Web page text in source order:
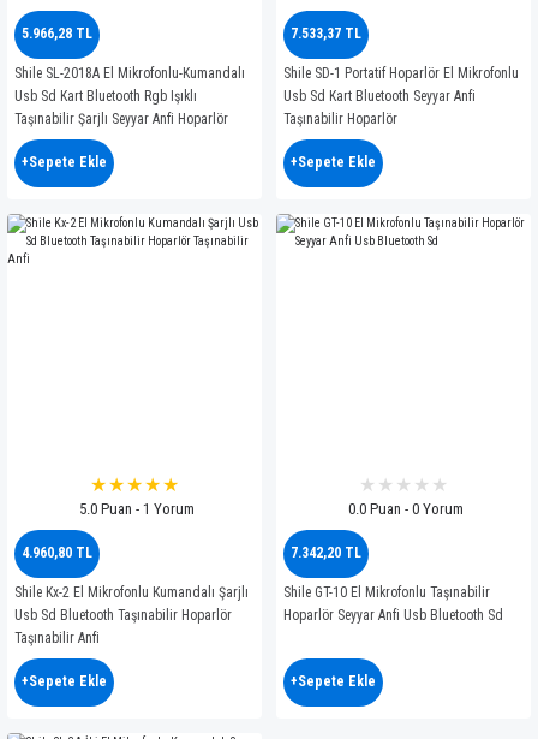
5.966,28 TL
Shile SL-2018A El Mikrofonlu-Kumandalı
Usb Sd Kart Bluetooth Rgb Işıklı
Taşınabilir Şarjlı Seyyar Anfi Hoparlör
+Sepete Ekle
7.533,37 TL
Shile SD-1 Portatif Hoparlör El Mikrofonlu
Usb Sd Kart Bluetooth Seyyar Anfi
Taşınabilir Hoparlör
+Sepete Ekle
5.0 Puan - 1 Yorum
4.960,80 TL
Shile Kx-2 El Mikrofonlu Kumandalı Şarjlı
Usb Sd Bluetooth Taşınabilir Hoparlör
Taşınabilir Anfi
+Sepete Ekle
0.0 Puan - 0 Yorum
7.342,20 TL
Shile GT-10 El Mikrofonlu Taşınabilir
Hoparlör Seyyar Anfi Usb Bluetooth Sd
+Sepete Ekle